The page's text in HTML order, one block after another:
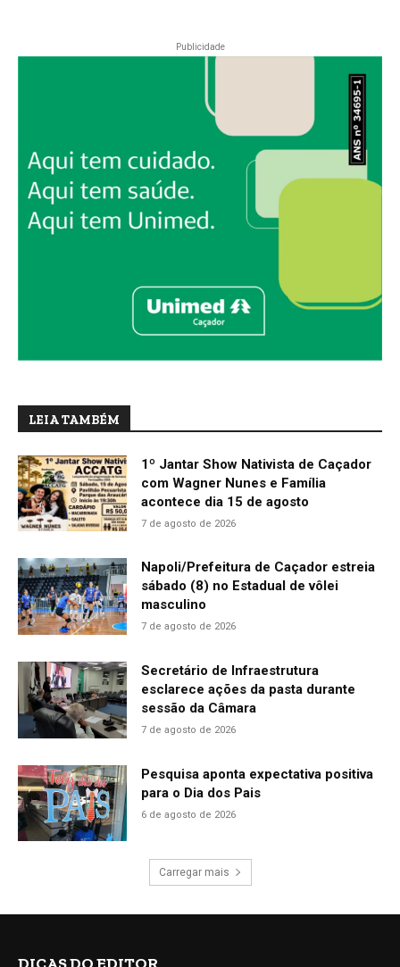
Publicidade
LEIA TAMBÉM
1º Jantar Show Nativista de Caçador
com Wagner Nunes e Família
acontece dia 15 de agosto
7 de agosto de 2026
Napoli/Prefeitura de Caçador estreia
sábado (8) no Estadual de vôlei
masculino
7 de agosto de 2026
Secretário de Infraestrutura
esclarece ações da pasta durante
sessão da Câmara
7 de agosto de 2026
Pesquisa aponta expectativa positiva
para o Dia dos Pais
6 de agosto de 2026
Carregar mais